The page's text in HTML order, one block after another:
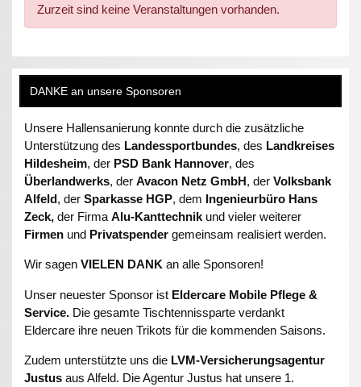
Zurzeit sind keine Veranstaltungen vorhanden.
DANKE an unsere Sponsoren
Unsere Hallensanierung konnte durch die zusätzliche
Unterstützung des Landessportbundes, des Landkreises
Hildesheim, der PSD Bank Hannover, des
Überlandwerks, derAvacon Netz GmbH, derVolksbank
Alfeld, derSparkasse HGP, dem Ingenieurbüro Hans
Zeck,der FirmaAlu-Kanttechnik und vieler weiterer
Firmen und Privatspender gemeinsam realisiert werden.
Wir sagen VIELEN DANK an alle Sponsoren!
Unser neuester Sponsor ist Eldercare Mobile Pflege &
Service. Die gesamte Tischtennissparte verdankt
Eldercare ihre neuen Trikots für die kommenden Saisons.
Zudem unterstützte uns die LVM-Versicherungsagentur
Justus aus Alfeld. Die Agentur Justus hat unsere 1.